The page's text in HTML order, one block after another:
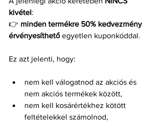
kivétel:
👉 minden termékre 50% kedvezmény
érvényesíthető egyetlen kuponkóddal.
Ez azt jelenti, hogy:
nem kell válogatnod az akciós és
nem akciós termékek között,
nem kell kosárértékhez kötött
feltételekkel számolnod,